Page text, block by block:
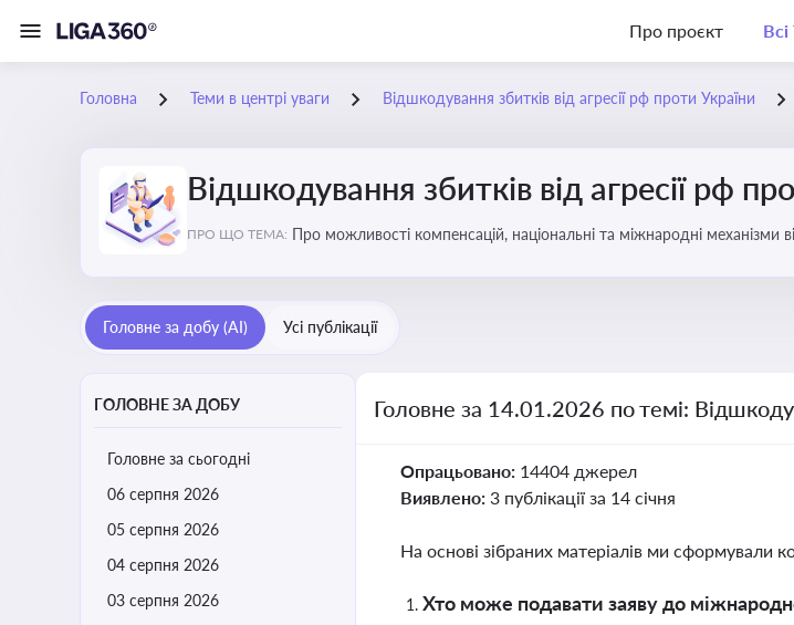
Про проєкт
Головна Теми в центрі уваги Відшкодування збитків від агресії рф проти України
Відшкодування збитків від агресії рф
ПРО ЩО ТЕМА: Про можливості компенсацій, національні та міжнародні механізми
Головне за добу (AI) Усі публікації
ГОЛОВНЕ ЗА ДОБУ
Головне за сьогодні
06 серпня 2026
05 серпня 2026
04 серпня 2026
03 серпня 2026
Головне за 14.01.2026 по темі:
Опрацьовано: 14404 джерел
Виявлено: 3 публікації за 14 січня
На основі зібраних матеріалів ми сформували
Хто може подавати заяву до